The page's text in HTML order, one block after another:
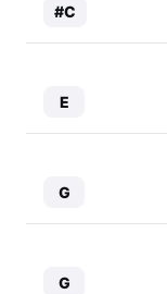
C#
E
G
G